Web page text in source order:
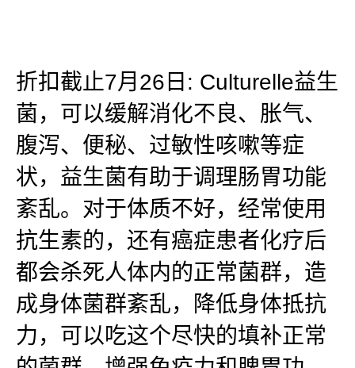
折扣截止7月26日: Culturelle益生
菌，可以缓解消化不良、胀气、
腹泻、便秘、过敏性咳嗽等症
状，益生菌有助于调理肠胃功能
紊乱。对于体质不好，经常使用
抗生素的，还有癌症患者化疗后
都会杀死人体内的正常菌群，造
成身体菌群紊乱，降低身体抵抗
力，可以吃这个尽快的填补正常